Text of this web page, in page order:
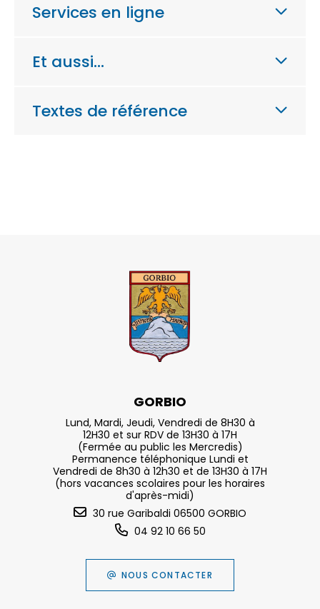
Services en ligne
Et aussi…
Textes de référence
GORBIO
Lund, Mardi, Jeudi, Vendredi de 8H30 à
12H30 et sur RDV de 13H30 à 17H
(Fermée au public les Mercredis)
Permanence téléphonique Lundi et
Vendredi de 8h30 à 12h30 et de 13H30 à 17H
(hors vacances scolaires pour les horaires
d'après-midi)
30 rue Garibaldi 06500 GORBIO
04 92 10 66 50
NOUS CONTACTER